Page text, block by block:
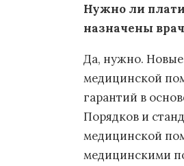
Нужно ли
назначены
Да, нужно.
медицинской
гарантий в
Порядков и
медицинской
медицинскими